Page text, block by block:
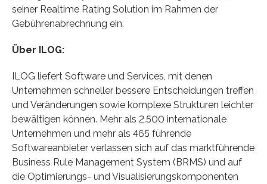
seiner Realtime Rating Solution im Rahmen der
Gebührenabrechnung ein.
Über ILOG:
ILOG liefert Software und Services, mit denen
Unternehmen schneller bessere Entscheidungen treffen
und Veränderungen sowie komplexe Strukturen leichter
bewältigen können. Mehr als 2.500 internationale
Unternehmen und mehr als 465 führende
Softwareanbieter verlassen sich auf das marktführende
Business Rule Management System (BRMS) und auf
die Optimierungs- und Visualisierungskomponenten